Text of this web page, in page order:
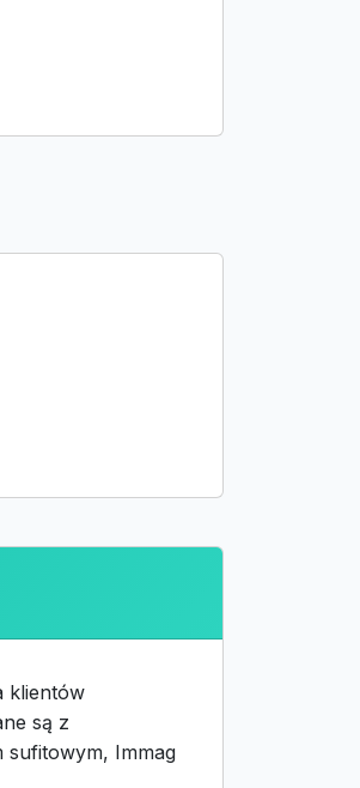
klientów
są z
sufitowym, Immag